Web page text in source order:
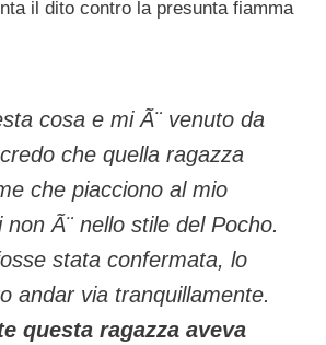
il dito contro la presunta fiamma
cosa e mi Ã¨ venuto da
che quella ragazza
che piacciono al mio
Ã¨ nello stile del Pocho.
stata confermata, lo
andar via tranquillamente.
questa ragazza aveva